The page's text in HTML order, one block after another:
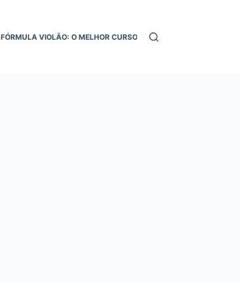
FÓRMULA VIOLÃO: O MELHOR CURSO DE VIOLÃO ONLINE!